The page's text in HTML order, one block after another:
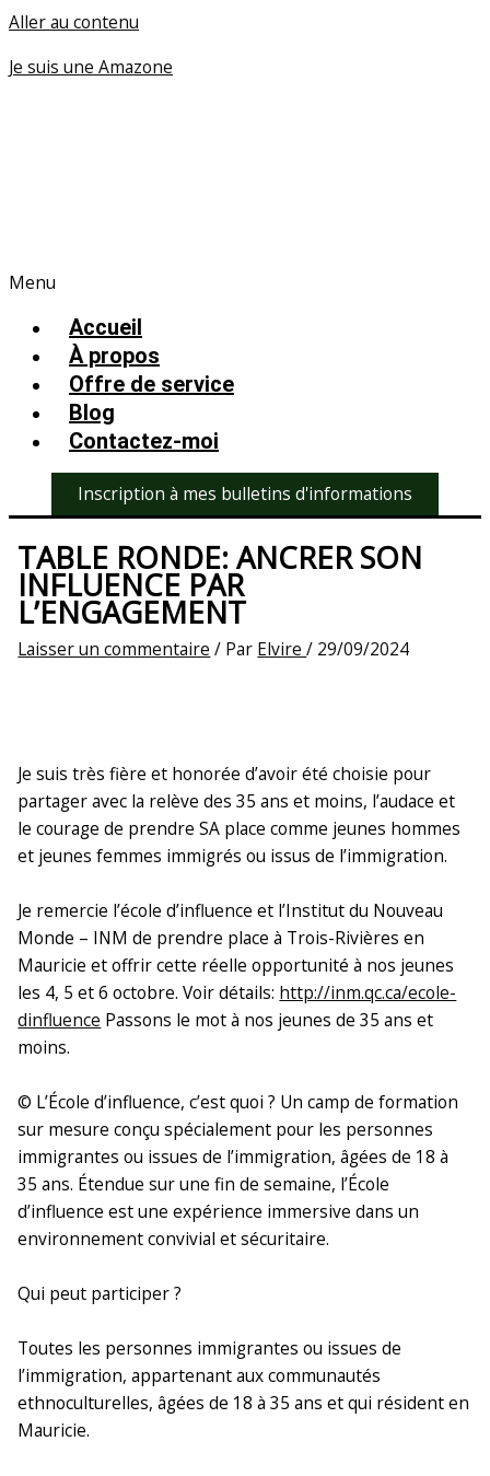
Aller au contenu
Je suis une Amazone
Menu
Accueil
À propos
Offre de service
Blog
Contactez-moi
Inscription à mes bulletins d'informations
TABLE RONDE: ANCRER SON
INFLUENCE PAR
L’ENGAGEMENT
Laisser un commentaire / Par Elvire/ 29/09/2024
Je suis très fière et honorée d’avoir été choisie pour
partager avec la relève des 35 ans et moins, l’audace et
le courage de prendre SA place comme jeunes hommes
et jeunes femmes immigrés ou issus de l’immigration.
Je remercie l’école d’influence et l’Institut du Nouveau
Monde – INM de prendre place à Trois-Rivières en
Mauricie et offrir cette réelle opportunité à nos jeunes
les 4, 5 et 6 octobre. Voir détails: http://inm.qc.ca/ecole-
dinfluence Passons le mot à nos jeunes de 35 ans et
moins.
© L’École d’influence, c’est quoi ? Un camp de formation
sur mesure conçu spécialement pour les personnes
immigrantes ou issues de l’immigration, âgées de 18 à
35 ans. Étendue sur une fin de semaine, l’École
d’influence est une expérience immersive dans un
environnement convivial et sécuritaire.
Qui peut participer ?
Toutes les personnes immigrantes ou issues de
l’immigration, appartenant aux communautés
ethnoculturelles, âgées de 18 à 35 ans et qui résident en
Mauricie.